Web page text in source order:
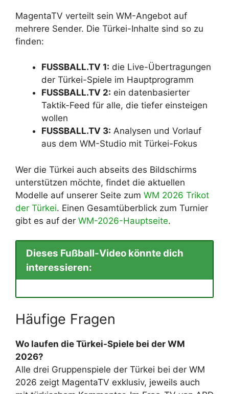
MagentaTV verteilt sein WM-Angebot auf
mehrere Sender. Die Türkei-Inhalte sind so zu
finden:
FUSSBALL.TV 1: die Live-Übertragungen
der Türkei-Spiele im Hauptprogramm
FUSSBALL.TV 2: ein datenbasierter
Taktik-Feed für alle, die tiefer einsteigen
wollen
FUSSBALL.TV 3: Analysen und Vorlauf
aus dem WM-Studio mit Türkei-Fokus
Wer die Türkei auch abseits des Bildschirms
unterstützen möchte, findet die aktuellen
Modelle auf unserer Seite zum WM 2026 Trikot
der Türkei. Einen Gesamtüberblick zum Turnier
gibt es auf der WM-2026-Hauptseite.
Dieses Fußball-Video könnte dich
interessieren:
Häufige Fragen
Wo laufen die Türkei-Spiele bei der WM
2026?
Alle drei Gruppenspiele der Türkei bei der WM
2026 zeigt MagentaTV exklusiv, jeweils auch